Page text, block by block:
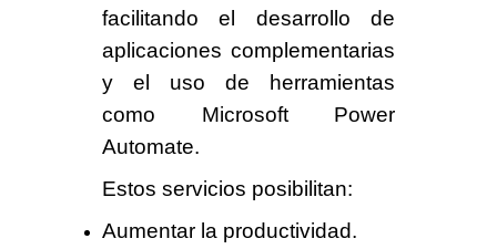
facilitando el desarrollo de
aplicaciones complementarias
y el uso de herramientas
como Microsoft Power
Automate.
Estos servicios posibilitan:
Aumentar la productividad.